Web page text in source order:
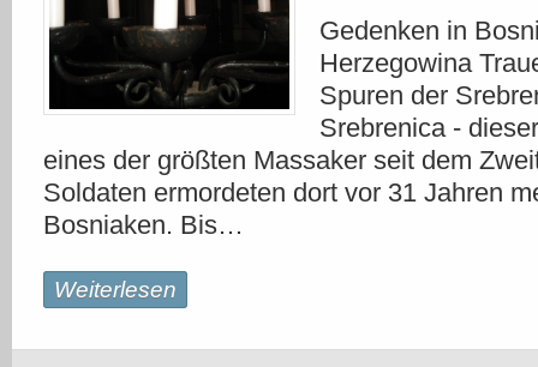
Gedenken in
Herzegowina
Spuren der
Srebrenica -
eines der größten Massaker seit dem
Soldaten ermordeten dort vor 31 Jahren
Bosniaken. Bis…
Weiterlesen